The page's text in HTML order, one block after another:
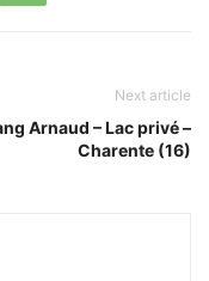
Next article
Arnaud – Lac privé –
Charente (16)